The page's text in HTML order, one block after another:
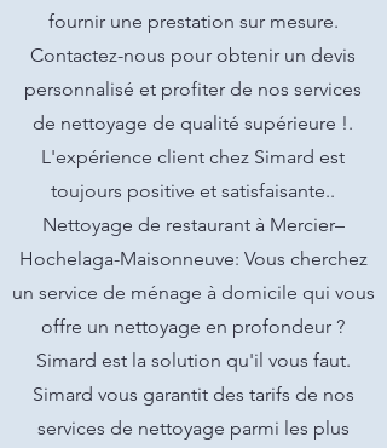
fournir une prestation sur mesure.
Contactez-nous pour obtenir un devis
personnalisé et profiter de nos services
de nettoyage de qualité supérieure !.
L'expérience client chez Simard est
toujours positive et satisfaisante..
Nettoyage de restaurant à Mercier–
Hochelaga-Maisonneuve: Vous cherchez
un service de ménage à domicile qui vous
offre un nettoyage en profondeur ?
Simard est la solution qu'il vous faut.
Simard vous garantit des tarifs de nos
services de nettoyage parmi les plus